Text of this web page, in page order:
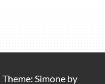
Theme: Simone by